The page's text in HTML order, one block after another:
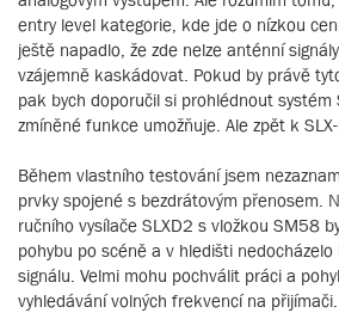
entry level kategorie, kde jde o nízkou
ještě napadlo, že zde nelze anténní
vzájemně kaskádovat. Pokud by právě
pak bych doporučil si prohlédnout systém
zmíněné funkce umožňuje. Ale zpět k SLX-
Během vlastního testování jsem
prvky spojené s bezdrátovým přenosem.
ručního vysílače SLXD2 s vložkou SM58
pohybu po scéně a v hledišti
signálu. Velmi mohu pochválit práci a
vyhledávání volných frekvencí na